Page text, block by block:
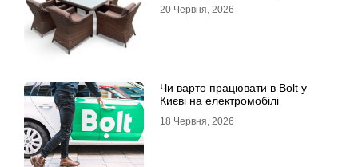
20 Червня, 2026
Чи варто працювати в Bolt у
Києві на електромобілі
18 Червня, 2026